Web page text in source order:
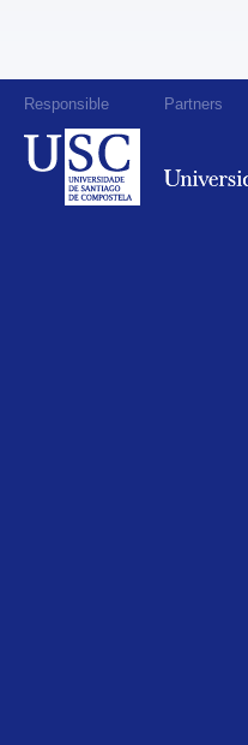
Responsible Partners